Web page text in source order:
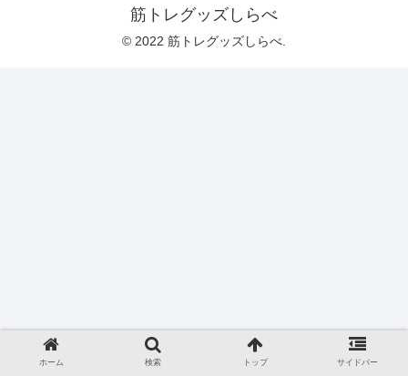
筋トレグッズしらべ
© 2022 筋トレグッズしらべ.
ホーム 検索 トップ サイドバー